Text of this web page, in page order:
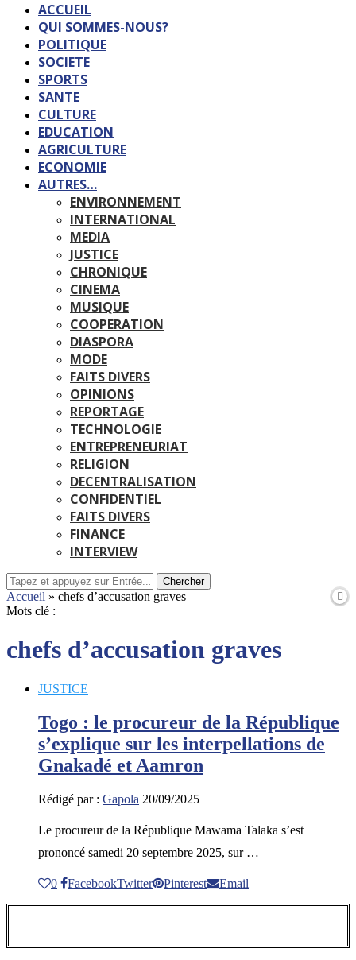
ACCUEIL
QUI SOMMES-NOUS?
POLITIQUE
SOCIETE
SPORTS
SANTE
CULTURE
EDUCATION
AGRICULTURE
ECONOMIE
AUTRES…
ENVIRONNEMENT
INTERNATIONAL
MEDIA
JUSTICE
CHRONIQUE
CINEMA
MUSIQUE
COOPERATION
DIASPORA
MODE
FAITS DIVERS
OPINIONS
REPORTAGE
TECHNOLOGIE
ENTREPRENEURIAT
RELIGION
DECENTRALISATION
CONFIDENTIEL
FAITS DIVERS
FINANCE
INTERVIEW
Chercher
Accueil » chefs d’accusation graves
Mots clé :
chefs d’accusation graves
JUSTICE
Togo : le procureur de la République
s’explique sur les interpellations de
Gnakadé et Aamron
Rédigé par : Gapola 20/09/2025
Le procureur de la République Mawama Talaka s’est
prononcé samedi 20 septembre 2025, sur …
0 FacebookTwitter Pinterest Email